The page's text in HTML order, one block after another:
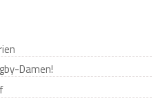
Damen!